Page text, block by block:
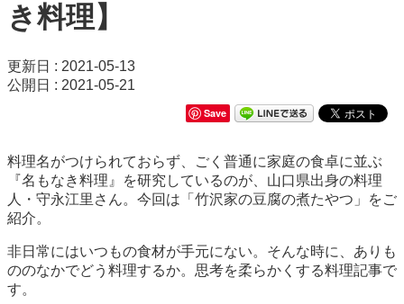
き料理】
更新日 : 2021-05-13
公開日 : 2021-05-21
Save
料理名がつけられておらず、ごく普通に家庭の食卓に並ぶ
『名もなき料理』を研究しているのが、山口県出身の料理
人・守永江里さん。今回は「竹沢家の豆腐の煮たやつ」をご
紹介。
非日常にはいつもの食材が手元にない。そんな時に、ありも
ののなかでどう料理するか。思考を柔らかくする料理記事で
す。